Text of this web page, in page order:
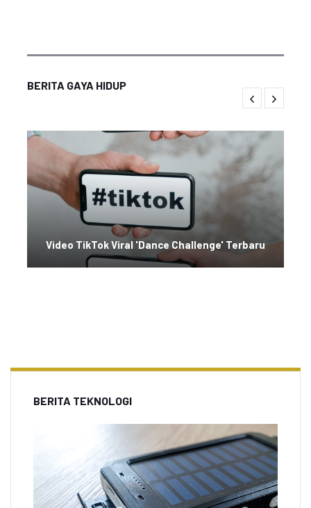
BERITA GAYA HIDUP
Video TikTok Viral 'Dance Challenge' Terbaru
BERITA TEKNOLOGI